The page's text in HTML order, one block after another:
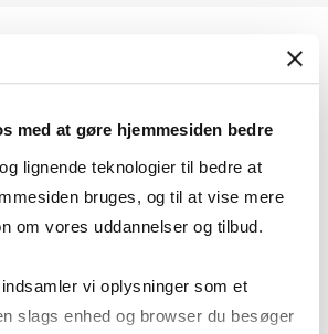
med at gøre hjemmesiden bedre
lignende teknologier til bedre at
bruges, og til at vise mere
om vores uddannelser og tilbud.
vi oplysninger som et
slags enhed og browser du besøger
businesssikkerhed
som virksomhed?